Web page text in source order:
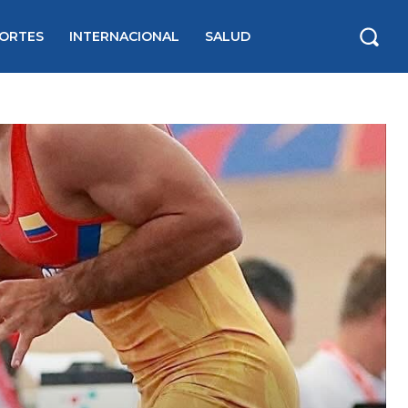
INTERNACIONAL SALUD